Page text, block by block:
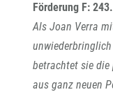
Förderung F:
Als Joan Verra
betrachtet sie die
aus ganz neuen